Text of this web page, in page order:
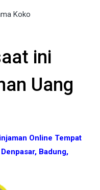
Koko
ini
Uang
Online Tempat
Badung,